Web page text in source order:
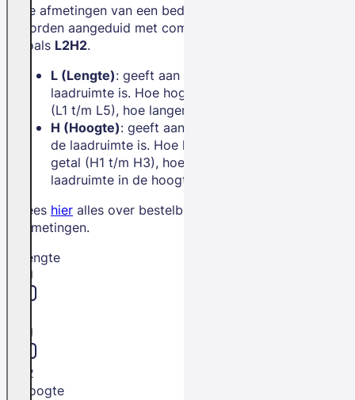
De afmetingen van een bedrijfswagen
worden aangeduid met combinaties
zoals L2H2.
L (Lengte): geeft aan hoe lang de
laadruimte is. Hoe hoger het getal
(L1 t/m L5), hoe langer de bus.
H (Hoogte): geeft aan hoe hoog
de laadruimte is. Hoe hoger het
getal (H1 t/m H3), hoe meer
laadruimte in de hoogte.
Lees hier alles over bestelbus
afmetingen.
Lengte
L2
Hoogte